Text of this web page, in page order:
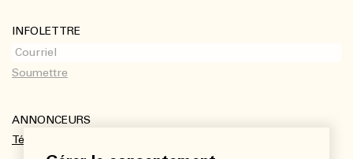
INFOLETTRE
ANNONCEURS
Télécharger le kit média